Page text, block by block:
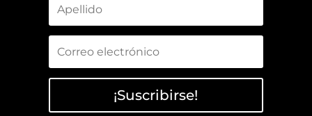
¡Suscribirse!